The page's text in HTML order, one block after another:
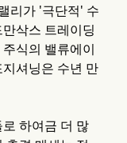
리가 '극단적' 수
삭스 트레이딩
식의 밸류에이
셔닝은 수년 만
하여금 더 많